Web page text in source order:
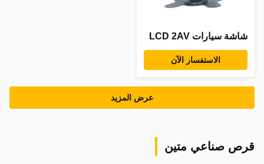
شاشة سيارات LCD 2AV
الاستفسار الآن
عرض المزيد
قرص صناعي متين